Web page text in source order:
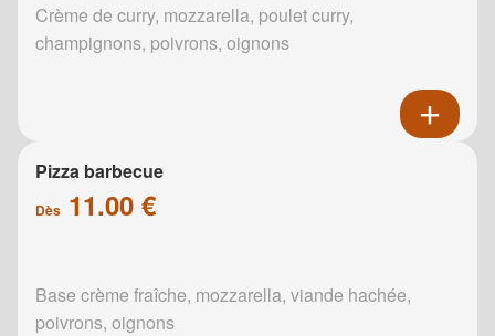
Crème de curry, mozzarella, poulet curry,
champignons, poivrons, oignons
Pizza barbecue
Dès 11.00 €
Base crème fraîche, mozzarella, viande hachée,
poivrons, oignons